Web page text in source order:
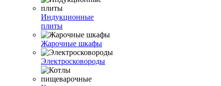
Индукционные
плиты
Жарочные шкафы
Электросковороды